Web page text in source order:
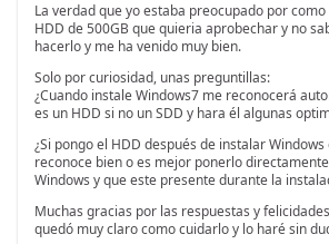
La verdad que yo estaba preocupado por
HDD de 500GB que quieria aprobechar y no
hacerlo y me ha venido muy bien.
Solo por curiosidad, unas preguntillas:
¿Cuando instale Windows7 me reconocerá
es un HDD si no un SDD y hara él algunas
¿Si pongo el HDD después de instalar
reconoce bien o es mejor ponerlo
Windows y que este presente durante la
Muchas gracias por las respuestas y
quedó muy claro como cuidarlo y lo haré sin